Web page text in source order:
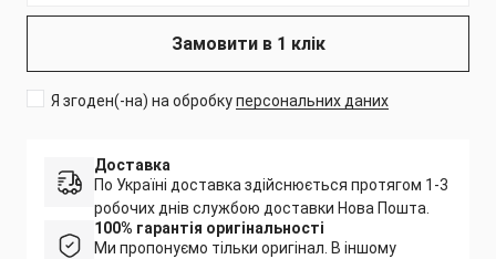
Замовити в 1 клік
Я згоден(-на) на обробкуперсональних даних
Доставка
По Україні доставка здійснюється протягом 1-3
робочих днів службою доставки Нова Пошта.
100% гарантія оригінальності
Ми пропонуємо тільки оригінал. В іншому